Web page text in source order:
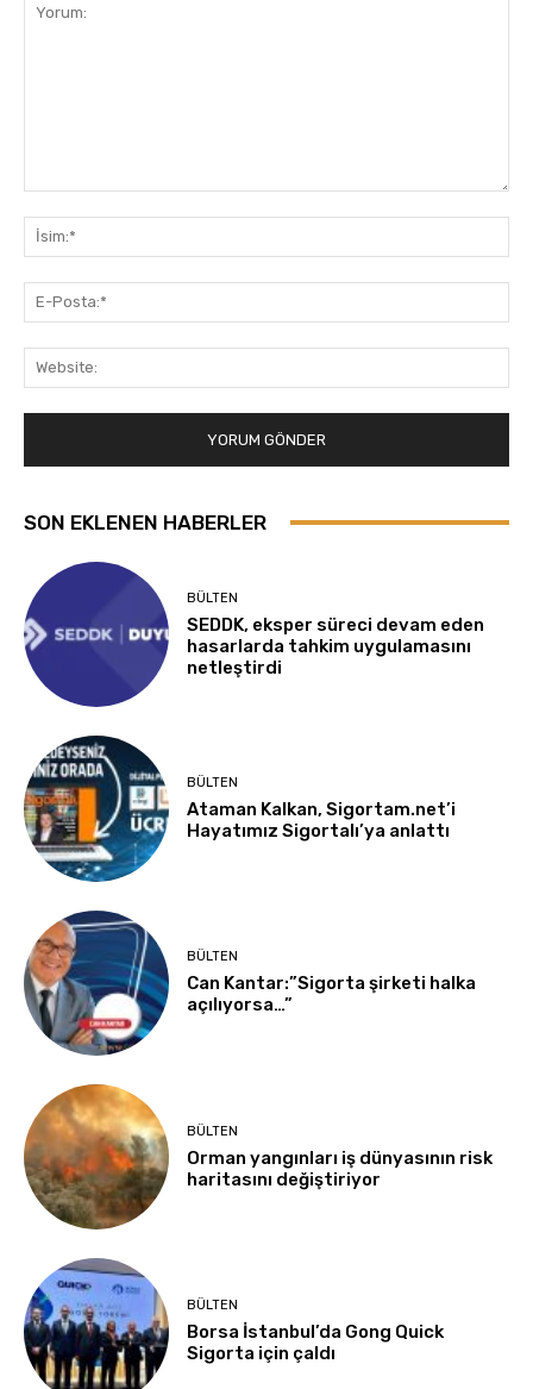
SON EKLENEN HABERLER
BÜLTEN
SEDDK, eksper süreci devam eden
hasarlarda tahkim uygulamasını
netleştirdi
BÜLTEN
Ataman Kalkan, Sigortam.net’i
Hayatımız Sigortalı’ya anlattı
BÜLTEN
Can Kantar:”Sigorta şirketi halka
açılıyorsa…”
BÜLTEN
Orman yangınları iş dünyasının risk
haritasını değiştiriyor
BÜLTEN
Borsa İstanbul’da Gong Quick
Sigorta için çaldı